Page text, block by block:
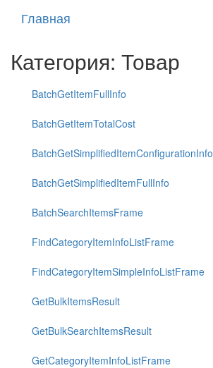
Главная
Категория: Товар
BatchGetItemFullInfo
BatchGetItemTotalCost
BatchGetSimplifiedItemConfigurationInfo
BatchGetSimplifiedItemFullInfo
BatchSearchItemsFrame
FindCategoryItemInfoListFrame
FindCategoryItemSimpleInfoListFrame
GetBulkItemsResult
GetBulkSearchItemsResult
GetCategoryItemInfoListFrame